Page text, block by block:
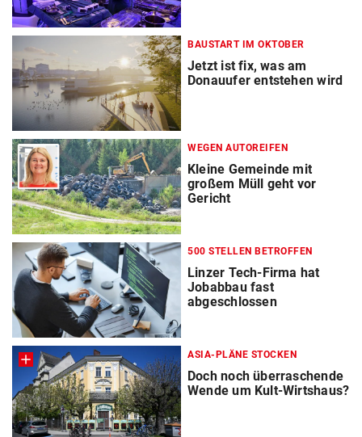
BAUSTART IM OKTOBER
Jetzt ist fix, was am
Donauufer entstehen wird
WEGEN AUTOREIFEN
Kleine Gemeinde mit
großem Müll geht vor
Gericht
500 STELLEN BETROFFEN
Linzer Tech-Firma hat
Jobabbau fast
abgeschlossen
ASIA-PLÄNE STOCKEN
Doch noch überraschende
Wende um Kult-Wirtshaus?